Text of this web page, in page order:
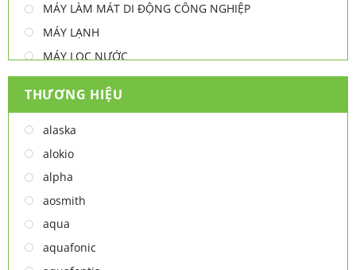
MÁY LÀM MÁT DI ĐỘNG CÔNG NGHIỆP
MÁY LẠNH
MÁY LỌC NƯỚC
MÁY NƯỚC NÓNG
MÁY NƯỚC NÓNG - LẠNH
MÁY SẤY TAY
MÁY XAY ĐA NĂNG
NỒI CHIÊN
NỒI CHIÊN
Thiết bị lọc nước
TỦ ĐÔNG
THƯƠNG HIỆU
alaska
alokio
alpha
aosmith
aqua
aquafonic